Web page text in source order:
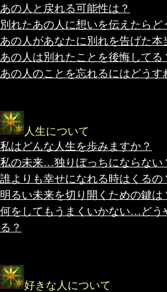
あの人と戻れる可能性は？
別れたあの人に想いを伝えたらど
あの人があなたに別れを告げた本
あの人は別れたことを後悔してる
あの人のことを忘れるにはどうす
人生について
私はどんな人生を歩みますか？
私の未来…独りぼっちにならない
誰よりも幸せになれる時はくるの
明るい未来を切り開くための鍵は
何をしてもうまくいかない…どう
る？
好きな人について